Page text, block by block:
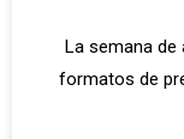
La semana de
formatos de